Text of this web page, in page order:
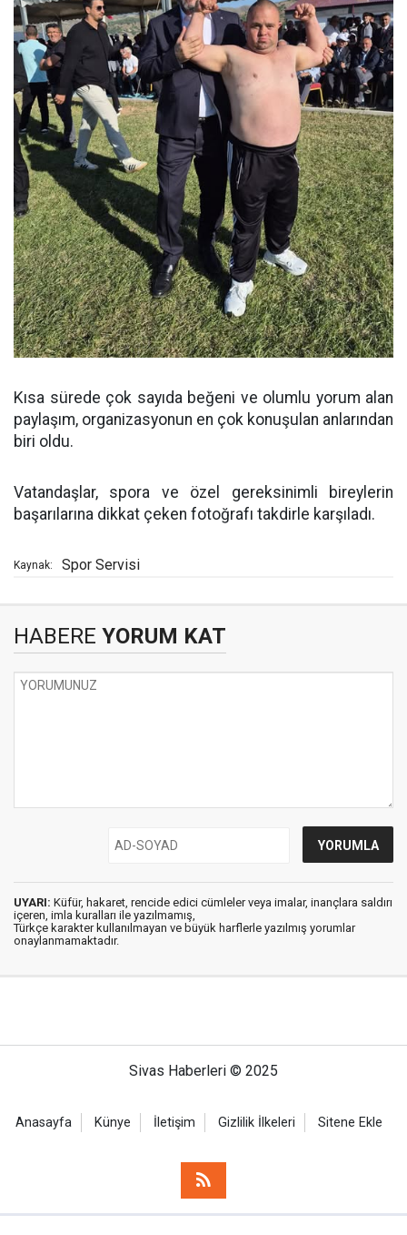
Kısa sürede çok sayıda beğeni ve olumlu yorum alan
paylaşım, organizasyonun en çok konuşulan anlarından
biri oldu.
Vatandaşlar, spora ve özel gereksinimli bireylerin
başarılarına dikkat çeken fotoğrafı takdirle karşıladı.
Kaynak: Spor Servisi
HABERE YORUM KAT
UYARI: Küfür, hakaret, rencide edici cümleler veya imalar, inançlara saldırı
içeren, imla kuralları ile yazılmamış,
Türkçe karakter kullanılmayan ve büyük harflerle yazılmış yorumlar
onaylanmamaktadır.
Sivas Haberleri © 2025
Anasayfa Künye İletişim Gizlilik İlkeleri Sitene Ekle